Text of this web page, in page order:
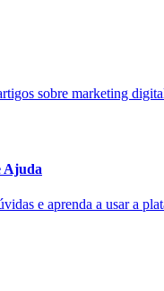
sobre marketing
Ajuda
e aprenda a usar a